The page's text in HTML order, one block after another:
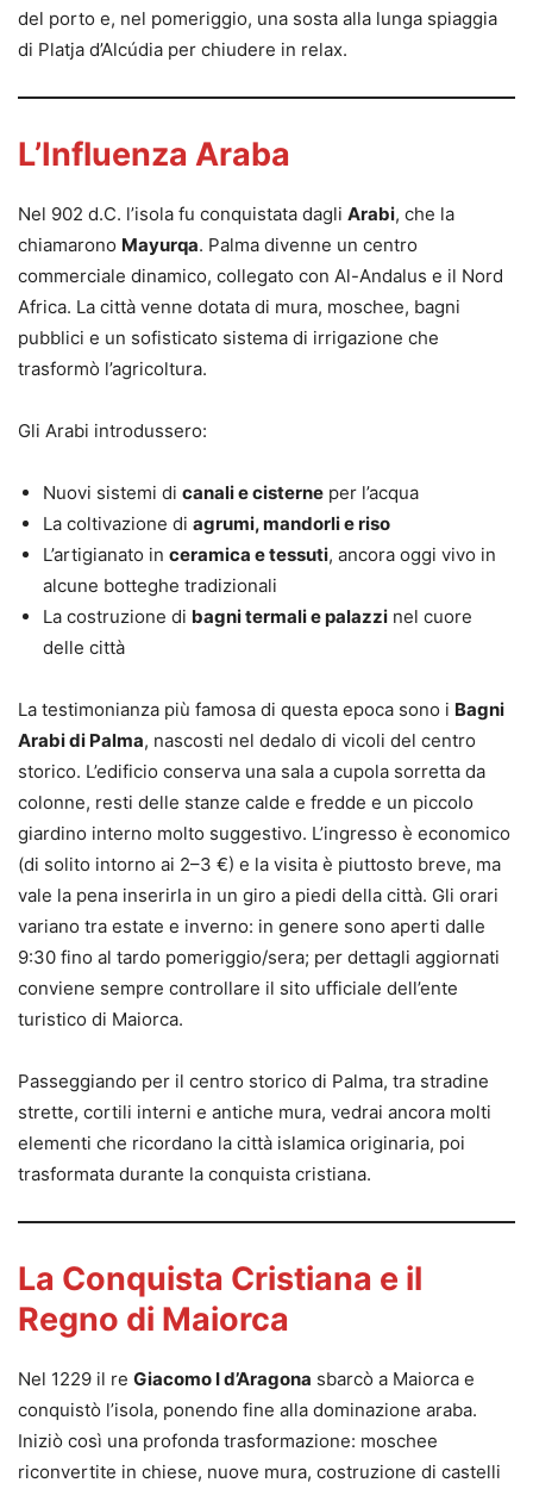
del porto e, nel pomeriggio, una sosta alla lunga spiaggia
di Platja d’Alcúdia per chiudere in relax.
L’Influenza Araba
Nel 902 d.C. l’isola fu conquistata dagli Arabi, che la
chiamarono Mayurqa. Palma divenne un centro
commerciale dinamico, collegato con Al-Andalus e il Nord
Africa. La città venne dotata di mura, moschee, bagni
pubblici e un sofisticato sistema di irrigazione che
trasformò l’agricoltura.
Gli Arabi introdussero:
Nuovi sistemi di canali e cisterne per l’acqua
La coltivazione di agrumi, mandorli e riso
L’artigianato in ceramica e tessuti, ancora oggi vivo in
alcune botteghe tradizionali
La costruzione di bagni termali e palazzi nel cuore
delle città
La testimonianza più famosa di questa epoca sono i Bagni
Arabi di Palma, nascosti nel dedalo di vicoli del centro
storico. L’edificio conserva una sala a cupola sorretta da
colonne, resti delle stanze calde e fredde e un piccolo
giardino interno molto suggestivo. L’ingresso è economico
(di solito intorno ai 2–3 €) e la visita è piuttosto breve, ma
vale la pena inserirla in un giro a piedi della città. Gli orari
variano tra estate e inverno: in genere sono aperti dalle
9:30 fino al tardo pomeriggio/sera; per dettagli aggiornati
conviene sempre controllare il sito ufficiale dell’ente
turistico di Maiorca.
Passeggiando per il centro storico di Palma, tra stradine
strette, cortili interni e antiche mura, vedrai ancora molti
elementi che ricordano la città islamica originaria, poi
trasformata durante la conquista cristiana.
La Conquista Cristiana e il
Regno di Maiorca
Nel 1229 il re Giacomo I d’Aragona sbarcò a Maiorca e
conquistò l’isola, ponendo fine alla dominazione araba.
Iniziò così una profonda trasformazione: moschee
riconvertite in chiese, nuove mura, costruzione di castelli